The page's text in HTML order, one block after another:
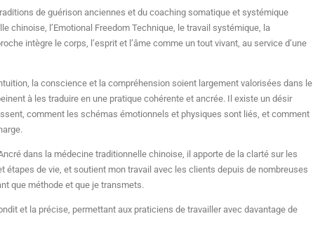
de guérison anciennes et du coaching somatique et systémique
chinoise, l’Emotional Freedom Technique, le travail systémique, la
intègre le corps, l’esprit et l’âme comme un tout vivant, au service d’une
la conscience et la compréhension soient largement valorisées dans le
à les traduire en une pratique cohérente et ancrée. Il existe un désir
comment les schémas émotionnels et physiques sont liés, et comment
dans la médecine traditionnelle chinoise, il apporte de la clarté sur les
étapes de vie, et soutient mon travail avec les clients depuis de nombreuses
que méthode et que je transmets.
et la précise, permettant aux praticiens de travailler avec davantage de